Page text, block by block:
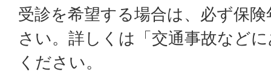
受診を希望する場合は、必ず保
さい。詳しくは「交通事故など
ください。